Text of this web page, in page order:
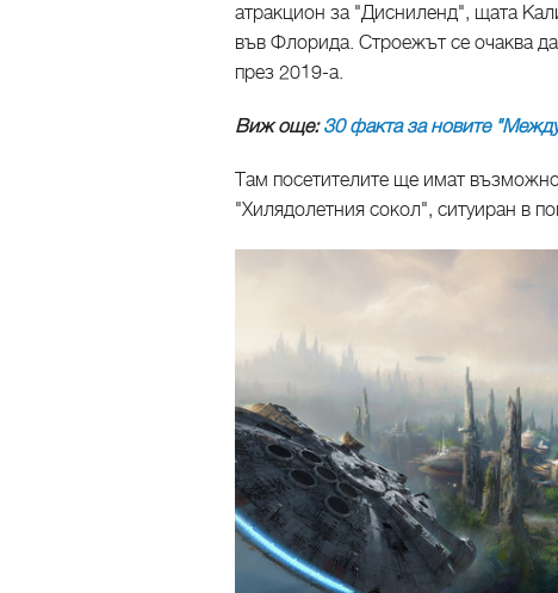
атракцион за "Дисниленд", щата
във Флорида. Строежът се очаква
през 2019-а.
Виж още:30 факта за новите
Там посетителите ще имат
"Хилядолетния сокол", ситуиран в